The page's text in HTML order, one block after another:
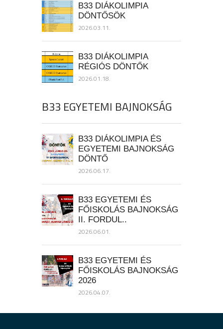
B33 DIÁKOLIMPIA
DÖNTŐSÖK
2026.03.11.
B33 DIÁKOLIMPIA
RÉGIÓS DÖNTŐK
2026.01.18.
B33 EGYETEMI BAJNOKSÁG
B33 DIÁKOLIMPIA ÉS
EGYETEMI BAJNOKSÁG
DÖNTŐ
2026.06.17.
B33 EGYETEMI ÉS
FŐISKOLÁS BAJNOKSÁG
II. FORDUL..
2026.06.01.
B33 EGYETEMI ÉS
FŐISKOLÁS BAJNOKSÁG
2026
2026.04.07.